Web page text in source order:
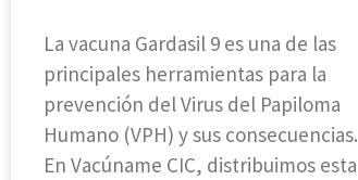
La vacuna Gardasil 9 es una de las
principales herramientas para la
prevención del Virus del Papiloma
Humano (VPH) y sus consecuencias.
En Vacúname CIC, distribuimos esta